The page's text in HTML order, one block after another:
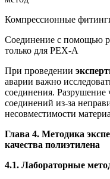
Компрессионные
Соединение с помощью
только для PEX-A
При проведении
аварии важно
соединения. Разрушение
соединений из-за
несовместимости
Глава 4. Методика
качества полиэтилена
4.1. Лабораторные